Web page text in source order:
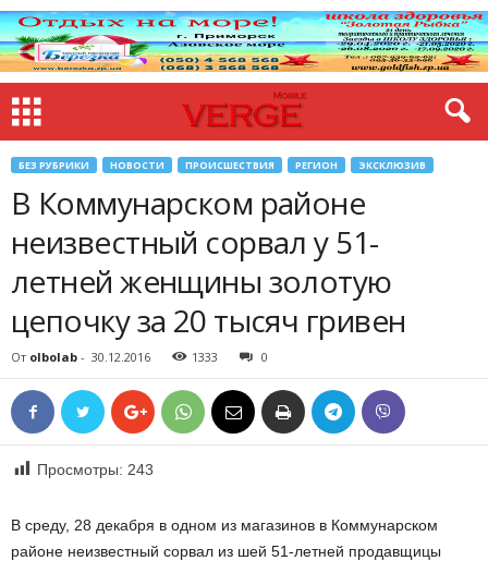
БЕЗ РУБРИКИ НОВОСТИ ПРОИСШЕСТВИЯ РЕГИОН ЭКСКЛЮЗИВ
В Коммунарском районе
неизвестный сорвал у 51-
летней женщины золотую
цепочку за 20 тысяч гривен
От olbolab - 30.12.2016 1333 0
Просмотры: 243
В среду, 28 декабря в одном из магазинов в Коммунарском
районе неизвестный сорвал из шей 51-летней продавщицы